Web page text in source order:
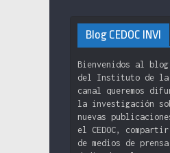
Blog CEDOC INVI
Bienvenidos al blog
del Instituto de la
canal queremos
la investigación
nuevas
el CEDOC,
de medios de